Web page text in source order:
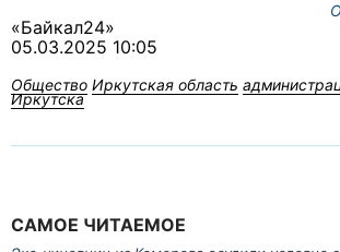
«Байкал24»
05.03.2025 10:05
Общество Иркутская область
Иркутска
САМОЕ ЧИТАЕМОЕ